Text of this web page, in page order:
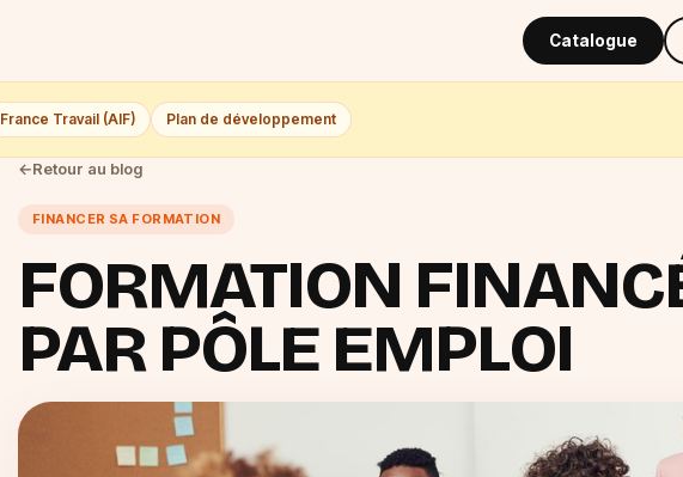
Catalogue
France Travail (AIF) Plan de développement
←Retour au blog
FINANCER SA FORMATION
FORMATION
PAR PÔLE EMPLOI